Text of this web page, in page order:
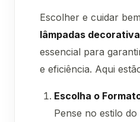
Escolher e cuidar
lâmpadas
essencial para
e eficiência. Aqui
Escolha o
Pense no estilo do